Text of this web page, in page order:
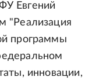
Евгений
"Реализация
программы
инновации,